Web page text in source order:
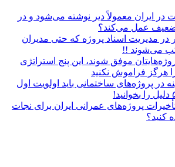
در ایران معمولاً دیر نوشته می‌شود و در
ضعیف عمل می‌کند؟
در مدیریت اسناد پروژه که حتی مدیران
می‌شوند !!
موفق شوند، این پنج استراتژی
هرگز فراموش نکنید
در پروژه‌های ساختمانی باید اولویت اول
پروژه‌های عمرانی ایران برای نجات
کنید؟